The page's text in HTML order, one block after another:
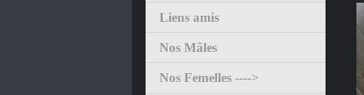
Liens amis
Nos Mâles
Nos Femelles ---->